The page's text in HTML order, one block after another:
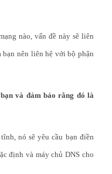
nào, vấn đề này sẽ liên
nên liên hệ với bộ phận
và đảm bảo rằng đó là
nó sẽ yêu cầu bạn điền
định và máy chủ DNS cho